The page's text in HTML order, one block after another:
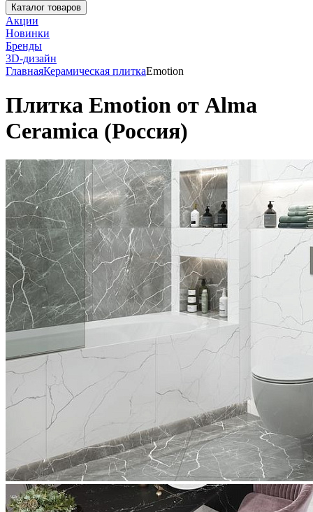
Каталог товаров
Акции
Новинки
Бренды
3D-дизайн
ГлавнаяКерамическая плиткаEmotion
Плитка Emotion от Alma
Ceramica (Россия)